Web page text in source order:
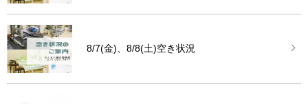
8/7(金)、8/8(土)空き状況